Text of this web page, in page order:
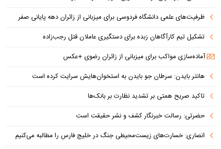
ظرفیت‌های علمی دانشگاه فردوسی برای میزبانی از زائران دهه پایانی صفر
تشکیل تیم کارآگاهان زبده برای دستگیری عاملان قتل رجب‌زاده
آماده‌سازی مواکب برای میزبانی از زائران رضوی +عکس
هانتر بایدن: سرطان جو بایدن به استخوان‌هایش سرایت کرده است
تاکید صریح همتی بر تشدید نظارت بر بانک‌ها
حضرتی: رسالت خبرنگار کشف و نشر حقیقت است
انصاری: خسارت‌های زیست‌محیطی جنگ در خلیج فارس را مطالبه‌ می‌کنیم